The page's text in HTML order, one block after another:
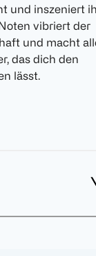
und inszeniert
vibriert der
und macht
das dich den
lässt.